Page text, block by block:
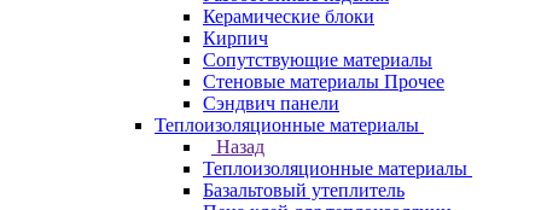
Керамические блоки
Кирпич
Сопутствующие материалы
Стеновые материалы Прочее
Сэндвич панели
Теплоизоляционные материалы
Назад
Теплоизоляционные материалы
Базальтовый утеплитель